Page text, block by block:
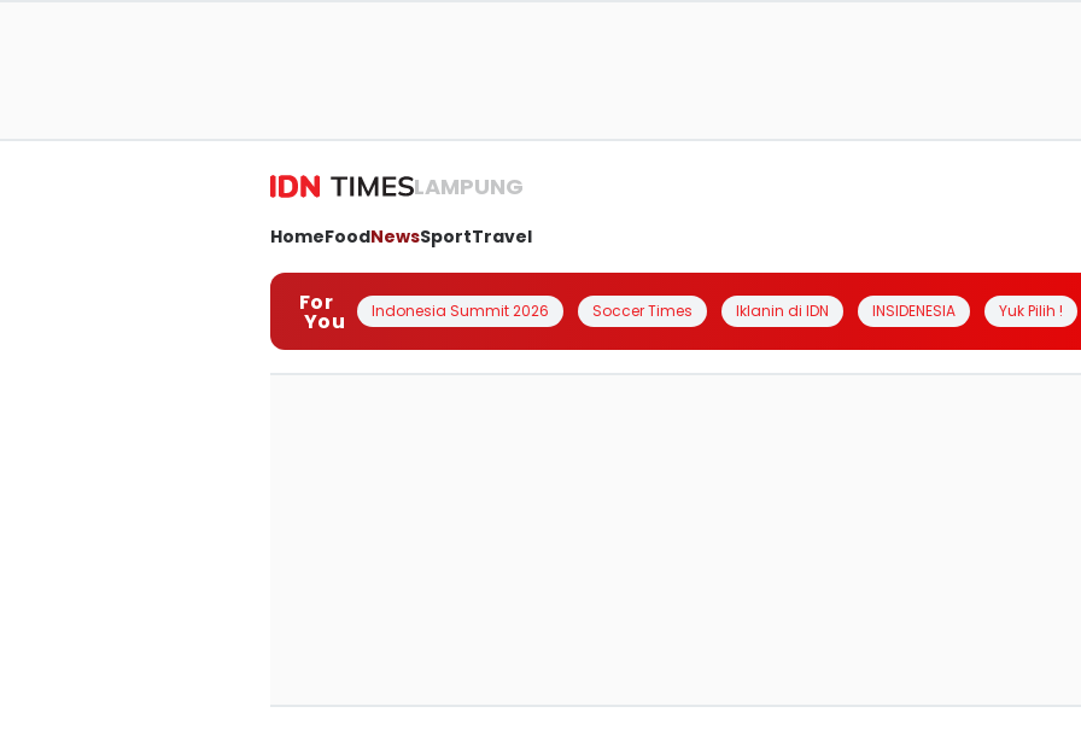
LAMPUNG
HomeFoodNewsSportTravel
For
You Indonesia Summit 2026 Soccer Times Iklanin di IDN INSIDENESIA Yuk Pilih !